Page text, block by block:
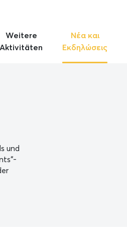
Weitere
Aktivitäten
Νέα και
Εκδηλώσεις
und